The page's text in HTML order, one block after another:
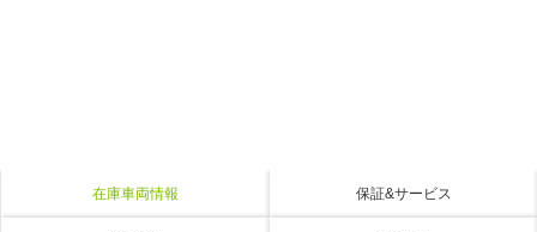
在庫車両情報 保証&サービス